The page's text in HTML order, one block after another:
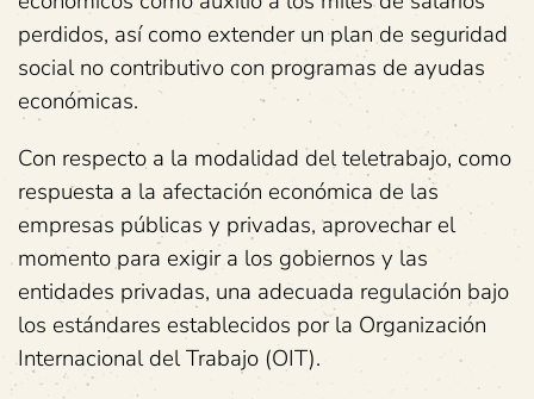
perdidos, así como extender un plan de seguridad
social no contributivo con programas de ayudas
económicas.
Con respecto a la modalidad del teletrabajo, como
respuesta a la afectación económica de las
empresas públicas y privadas, aprovechar el
momento para exigir a los gobiernos y las
entidades privadas, una adecuada regulación bajo
los estándares establecidos por la Organización
Internacional del Trabajo (OIT).